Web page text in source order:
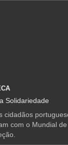
Solidariedade
cidadãos
com o Mundial